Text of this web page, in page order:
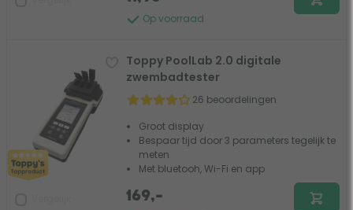
Op voorraad
Toppy PoolLab 2.0 digitale
zwembadtester
26 beoordelingen
Groot display
Bespaar tijd door 3 parameters tegelijk te
meten
Met bluetooh, Wi-Fi en app
169,-